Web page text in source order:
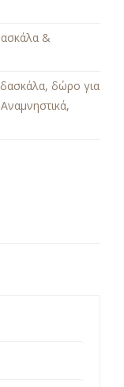
&
, δώρο για
,